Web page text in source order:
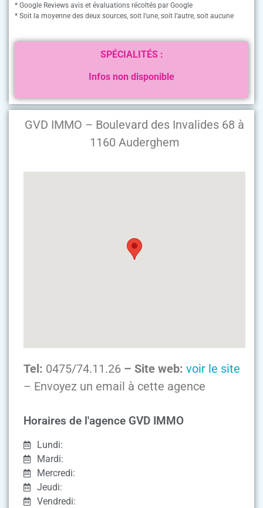
GVD IMMO – Boulevard des Invalides 68 à
1160 Auderghem
Tel: 0475/74.11.26 – Site web: voir le site
– Envoyez un email à cette agence
Horaires de l'agence GVD IMMO
Lundi:
Mardi:
Mercredi:
Jeudi:
Vendredi:
* Google Reviews avis et évaluations récoltés par Google
* Soit la moyenne des deux sources, soit l’une, soit l’autre, soit aucune
SPÉCIALITÉS :
Infos non disponible